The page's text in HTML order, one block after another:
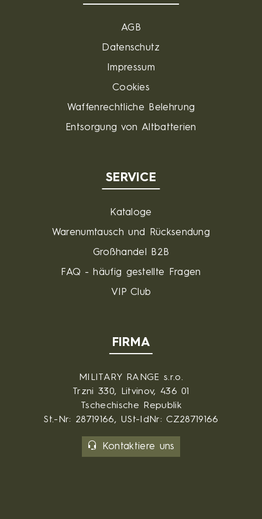
AGB
Datenschutz
Impressum
Cookies
Waffenrechtliche Belehrung
Entsorgung von Altbatterien
SERVICE
Kataloge
Warenumtausch und Rücksendung
Großhandel B2B
FAQ - häufig gestellte Fragen
VIP Club
FIRMA
MILITARY RANGE s.r.o.
Trzni 330, Litvinov, 436 01
Tschechische Republik
St.-Nr: 28719166, USt-IdNr: CZ28719166
Kontaktiere uns